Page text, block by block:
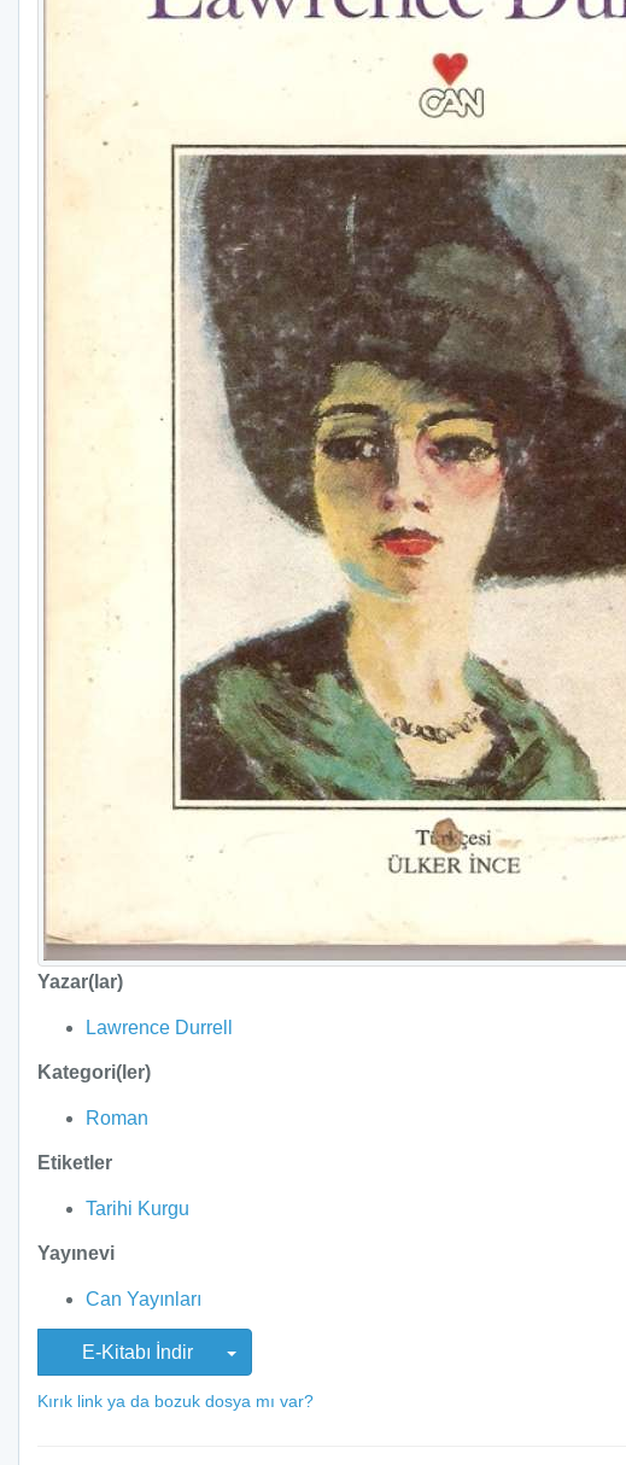
Yazar(lar)
Lawrence Durrell
Kategori(ler)
Roman
Etiketler
Tarihi Kurgu
Yayınevi
Can Yayınları
E-Kitabı İndir
Kırık link ya da bozuk dosya mı var?